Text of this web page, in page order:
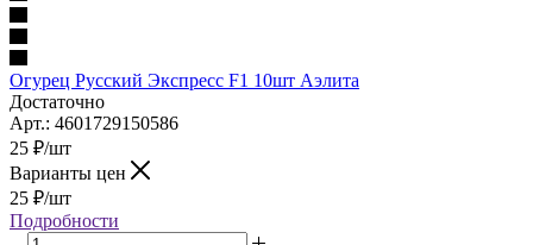
Огурец Русский Экспресс F1 10шт Аэлита
Достаточно
Арт.: 4601729150586
25 ₽/шт
Варианты цен
25 ₽/шт
Подробности